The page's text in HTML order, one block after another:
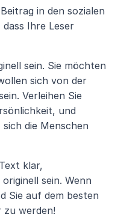
in den sozialen
Ihre Leser
sein. Sie möchten
sich von der
Verleihen Sie
und
die Menschen
klar,
sein. Wenn
Sie auf dem besten
zu werden!